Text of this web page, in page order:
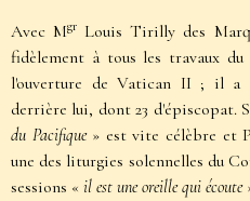
Avec Mgr Louis Tirilly des
fidèlement à tous les travaux
l'ouverture de Vatican II ; il a
derrière lui, dont 23 d'épiscopat.
du Pacifique » est vite célèbre et
une des liturgies solennelles du
sessions « il est une oreille qui écoute